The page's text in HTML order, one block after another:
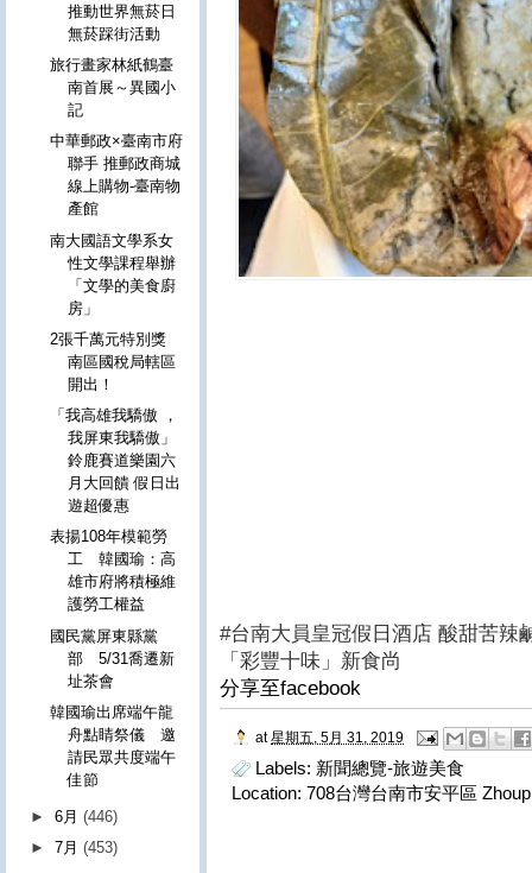
#台南大員皇冠假日酒店 酸甜苦辣
「彩豐十味」新食尚
分享至facebook
at 星期五, 5月 31, 2019
Labels: 新聞總覽-旅遊美食
Location: 708台灣台南市安平區
推動世界無菸日
無菸踩街活動
旅行畫家林紙鶴臺
南首展～異國小
記
中華郵政×臺南市府
聯手 推郵政商城
線上購物-臺南物
產館
南大國語文學系女
性文學課程舉辦
「文學的美食廚
房」
2張千萬元特別獎
南區國稅局轄區
開出！
「我高雄我驕傲 ，
我屏東我驕傲」
鈴鹿賽道樂園六
月大回饋 假日出
遊超優惠
表揚108年模範勞
工 韓國瑜：高
雄市府將積極維
護勞工權益
國民黨屏東縣黨
部 5/31喬遷新
址茶會
韓國瑜出席端午龍
舟點睛祭儀 邀
請民眾共度端午
佳節
►6月(446)
►7月(453)